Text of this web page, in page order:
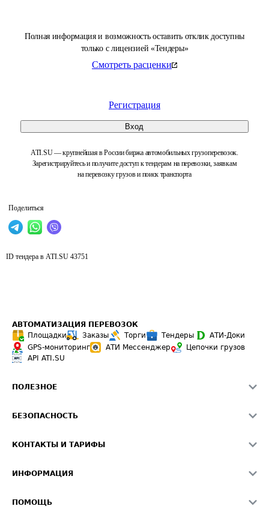
Полная информация и возможность оставить отклик доступны
только с лицензией «Тендеры»
Смотреть расценки
Регистрация
Вход
ATI.SU — крупнейшая в России биржа автомобильных грузоперевозок.
Зарегистрируйтесь и получите доступ к тендерам на перевозки, заявкам
на перевозку грузов и поиск транспорта
Поделиться
ID тендера в ATI.SU 43751
АВТОМАТИЗАЦИЯ ПЕРЕВОЗОК
Площадки
Заказы Торги Тендеры
АТИ-Доки
GPS-мониторинг
АТИ Мессенджер
Цепочки грузов
API ATI.SU
ПОЛЕЗНОЕ
Звезды ATI.SU на вашем сайте
Средние ставки
БЕЗОПАСНОСТЬ
Светофор+
О формировании Паспорта
КОНТАКТЫ И ТАРИФЫ
Реклама на сайте
ИНФОРМАЦИЯ
ПОМОЩЬ